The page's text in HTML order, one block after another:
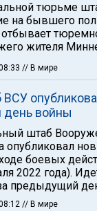
тюрьме
на бывшего
жителя
// В мире
ВСУ
день войны
штаб
опубликовал
боевых
2022 года).
предыдущий
// В мире